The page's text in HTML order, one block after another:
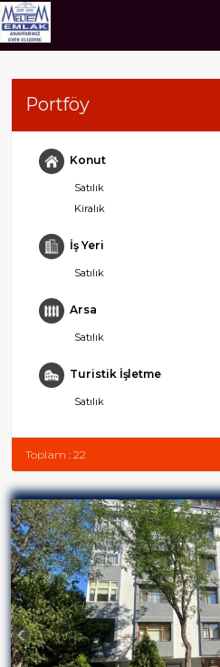
Portföy
Konut
Satılık
Kiralık
İş Yeri
Satılık
Arsa
Satılık
Turistik İşletme
Satılık
Toplam : 22